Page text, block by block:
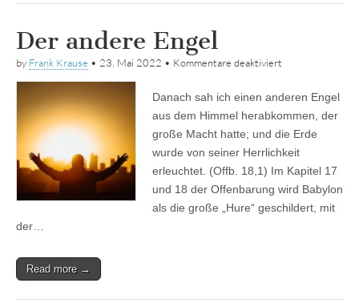
Der andere Engel
by Frank Krause • 23. Mai 2022 • Kommentare deaktiviert
Engel
Danach sah ich einen anderen Engel
aus dem Himmel herabkommen, der
große Macht hatte; und die Erde
wurde von seiner Herrlichkeit
erleuchtet. (Offb. 18,1) Im Kapitel 17
und 18 der Offenbarung wird Babylon
als die große „Hure“ geschildert, mit
der…
Read more →